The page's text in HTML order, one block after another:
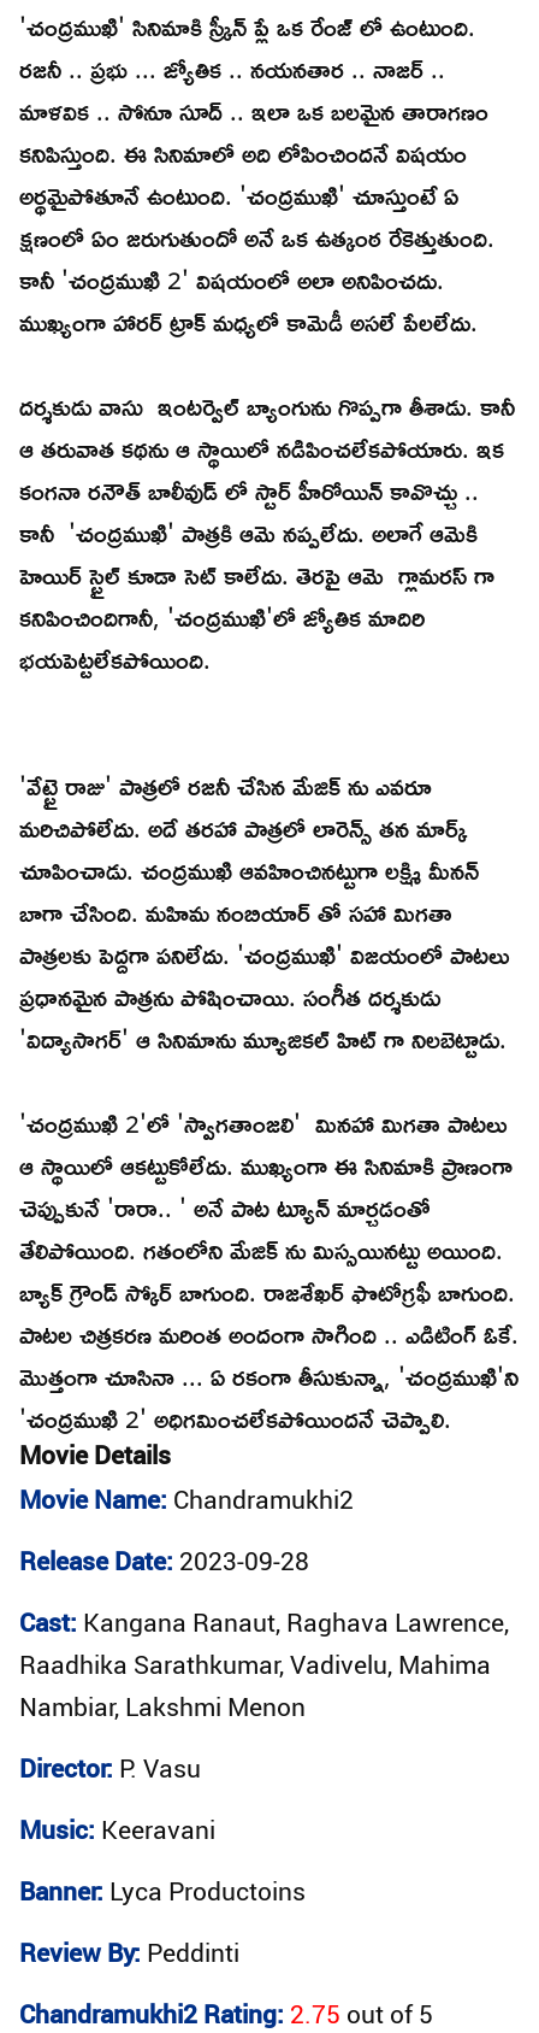
'చంద్రముఖి' సినిమాకి స్క్రీన్ ప్లే ఒక రేంజ్ లో ఉంటుంది.
రజనీ .. ప్రభు ... జ్యోతిక .. నయనతార .. నాజర్ ..
మాళవిక .. సోనూ సూద్ .. ఇలా ఒక బలమైన తారాగణం
కనిపిస్తుంది. ఈ సినిమాలో అది లోపించిందనే విషయం
అర్థమైపోతూనే ఉంటుంది. 'చంద్రముఖి' చూస్తుంటే ఏ
క్షణంలో ఏం జరుగుతుందో అనే ఒక ఉత్కంఠ రేకెత్తుతుంది.
కానీ 'చంద్రముఖి 2' విషయంలో అలా అనిపించదు.
ముఖ్యంగా హారర్ ట్రాక్ మధ్యలో కామెడీ అసలే పేలలేదు.
దర్శకుడు వాసు ఇంటర్వెల్ బ్యాంగును గొప్పగా తీశాడు. కానీ
ఆ తరువాత కథను ఆ స్థాయిలో నడిపించలేకపోయారు. ఇక
కంగనా రనౌత్ బాలీవుడ్ లో స్టార్ హీరోయిన్ కావొచ్చు ..
కానీ 'చంద్రముఖి' పాత్రకి ఆమె నప్పలేదు. అలాగే ఆమెకి
హెయిర్ స్టైల్ కూడా సెట్ కాలేదు. తెరపై ఆమె గ్లామరస్ గా
కనిపించిందిగానీ, 'చంద్రముఖి'లో జ్యోతిక మాదిరి
భయపెట్టలేకపోయింది.
'వేట్టై రాజు' పాత్రలో రజనీ చేసిన మేజిక్ ను ఎవరూ
మరిచిపోలేదు. అదే తరహా పాత్రలో లారెన్స్ తన మార్క్
చూపించాడు. చంద్రముఖి ఆవహించినట్టుగా లక్ష్మి మీనన్
బాగా చేసింది. మహిమ నంబియార్ తో సహా మిగతా
పాత్రలకు పెద్దగా పనిలేదు. 'చంద్రముఖి' విజయంలో పాటలు
ప్రధానమైన పాత్రను పోషించాయి. సంగీత దర్శకుడు
'విద్యాసాగర్' ఆ సినిమాను మ్యూజికల్ హిట్ గా నిలబెట్టాడు.
'చంద్రముఖి 2'లో 'స్వాగతాంజలి' మినహా మిగతా పాటలు
ఆ స్థాయిలో ఆకట్టుకోలేదు. ముఖ్యంగా ఈ సినిమాకి ప్రాణంగా
చెప్పుకునే 'రారా.. ' అనే పాట ట్యూన్ మార్చడంతో
తేలిపోయింది. గతంలోని మేజిక్ ను మిస్సయినట్టు అయింది.
బ్యాక్ గ్రౌండ్ స్కోర్ బాగుంది. రాజశేఖర్ ఫొటోగ్రఫీ బాగుంది.
పాటల చిత్రకరణ మరింత అందంగా సాగింది .. ఎడిటింగ్ ఓకే.
మొత్తంగా చూసినా ... ఏ రకంగా తీసుకున్నా, 'చంద్రముఖి'ని
'చంద్రముఖి 2' అధిగమించలేకపోయిందనే చెప్పాలి.
Movie Details
Movie Name: Chandramukhi2
Release Date: 2023-09-28
Cast: Kangana Ranaut, Raghava Lawrence,
Raadhika Sarathkumar, Vadivelu, Mahima
Nambiar, Lakshmi Menon
Director: P. Vasu
Music: Keeravani
Banner: Lyca Productoins
Review By: Peddinti
Chandramukhi2 Rating: 2.75 out of5